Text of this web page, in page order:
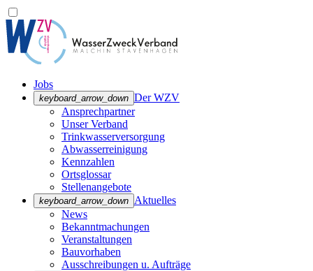
Jobs
keyboard_arrow_down Der WZV
Ansprechpartner
Unser Verband
Trinkwasser­versorgung
Abwasserreinigung
Kennzahlen
Ortsglossar
Stellenangebote
keyboard_arrow_down Aktuelles
News
Bekanntmachungen
Veranstaltungen
Bauvorhaben
Ausschreibungen u. Aufträge